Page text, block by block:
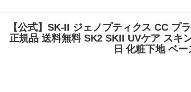
【公式】SK-II ジェノプティクス CC プ
正規品 送料無料 SK2 SKII UVケア スキ
日 化粧下地 ベ